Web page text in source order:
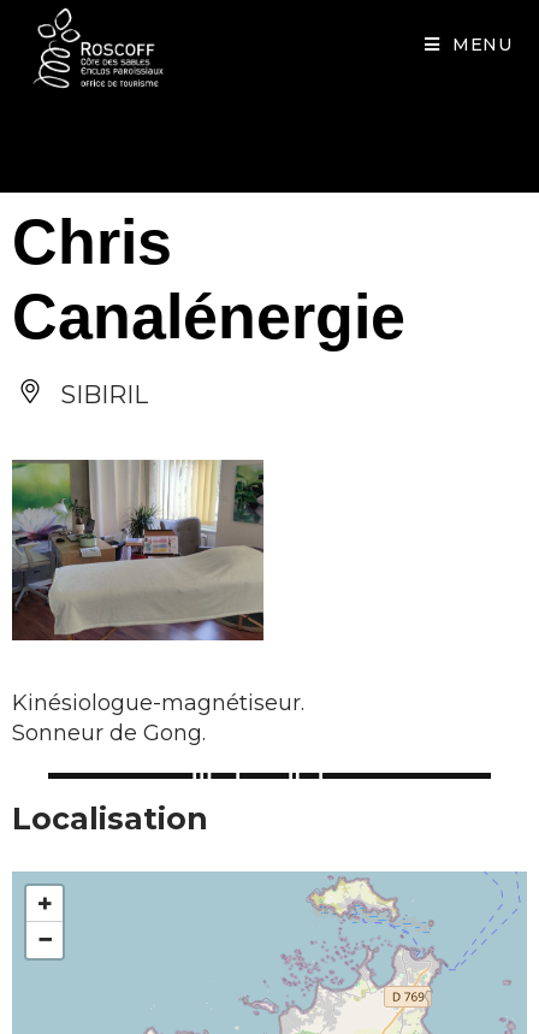
MENU
Chris
Canalénergie
SIBIRIL
Kinésiologue-magnétiseur.
Sonneur de Gong.
Localisation
+
−
Cookies management panel